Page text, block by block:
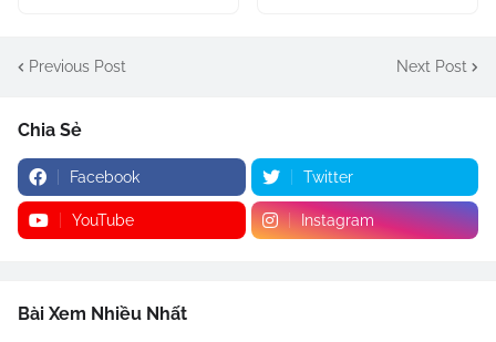
Previous Post Next Post
Chia Sẻ
Facebook Twitter
YouTube Instagram
Bài Xem Nhiều Nhất